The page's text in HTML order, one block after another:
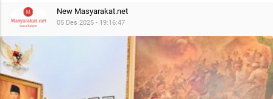
New Masyarakat.net
05 Des 2025 - 19:16:47